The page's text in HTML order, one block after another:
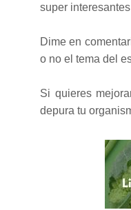
super
Dime en
o no el tema del
Si quieres
depura tu